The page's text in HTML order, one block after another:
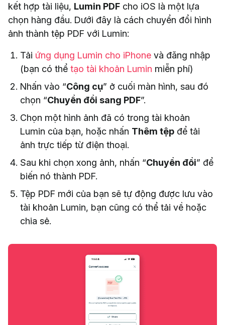
kết hợp tài liệu, Lumin PDF cho iOS là một lựa
chọn hàng đầu. Dưới đây là cách chuyển đổi hình
ảnh thành tệp PDF với Lumin:
Tải ứng dụng Lumin cho iPhone và đăng nhập
(bạn có thể tạo tài khoản Lumin miễn phí)
Nhấn vào “Công cụ” ở cuối màn hình, sau đó
chọn “Chuyển đổi sang PDF”.
Chọn một hình ảnh đã có trong tài khoản
Lumin của bạn, hoặc nhấn Thêm tệp để tải
ảnh trực tiếp từ điện thoại.
Sau khi chọn xong ảnh, nhấn “Chuyển đổi” để
biến nó thành PDF.
Tệp PDF mới của bạn sẽ tự động được lưu vào
tài khoản Lumin, bạn cũng có thể tải về hoặc
chia sẻ.